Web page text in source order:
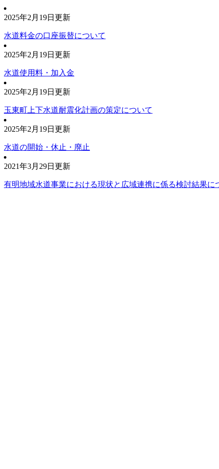
2025年2月19日更新
水道料金の口座振替について
2025年2月19日更新
水道使用料・加入金
2025年2月19日更新
玉東町上下水道耐震化計画の策定について
2025年2月19日更新
水道の開始・休止・廃止
2021年3月29日更新
有明地域水道事業における現状と広域連携に係る検討結果に